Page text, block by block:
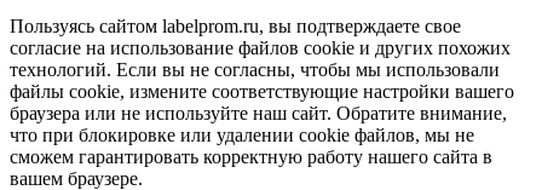
Пользуясь сайтом labelprom.ru, вы подтверждаете свое
согласие на использование файлов cookie и других похожих
технологий. Если вы не согласны, чтобы мы использовали
файлы cookie, измените соответствующие настройки вашего
браузера или не используйте наш сайт. Обратите внимание,
что при блокировке или удалении cookie файлов, мы не
сможем гарантировать корректную работу нашего сайта в
вашем браузере.